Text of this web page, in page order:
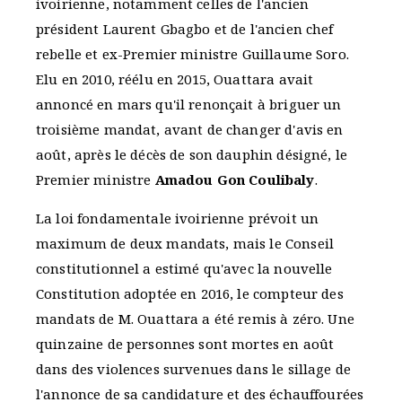
ivoirienne, notamment celles de l'ancien
président Laurent Gbagbo et de l'ancien chef
rebelle et ex-Premier ministre Guillaume Soro.
Elu en 2010, réélu en 2015, Ouattara avait
annoncé en mars qu'il renonçait à briguer un
troisième mandat, avant de changer d'avis en
août, après le décès de son dauphin désigné, le
Premier ministre Amadou Gon Coulibaly.
La loi fondamentale ivoirienne prévoit un
maximum de deux mandats, mais le Conseil
constitutionnel a estimé qu'avec la nouvelle
Constitution adoptée en 2016, le compteur des
mandats de M. Ouattara a été remis à zéro. Une
quinzaine de personnes sont mortes en août
dans des violences survenues dans le sillage de
l'annonce de sa candidature et des échauffourées